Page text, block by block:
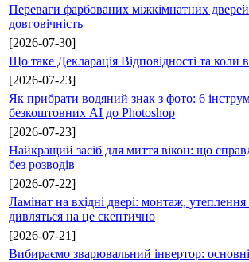
Переваги фарбованих міжкімнатних
довговічність
[2026-07-30]
Що таке Декларація Відповідності та коли
[2026-07-23]
Як прибрати водяний знак з фото: 6
безкоштовних AI до Photoshop
[2026-07-23]
Найкращий засіб для миття вікон: що
без розводів
[2026-07-22]
Ламінат на вхідні двері: монтаж,
дивляться на це скептично
[2026-07-21]
Вибираємо зварювальний інвертор: